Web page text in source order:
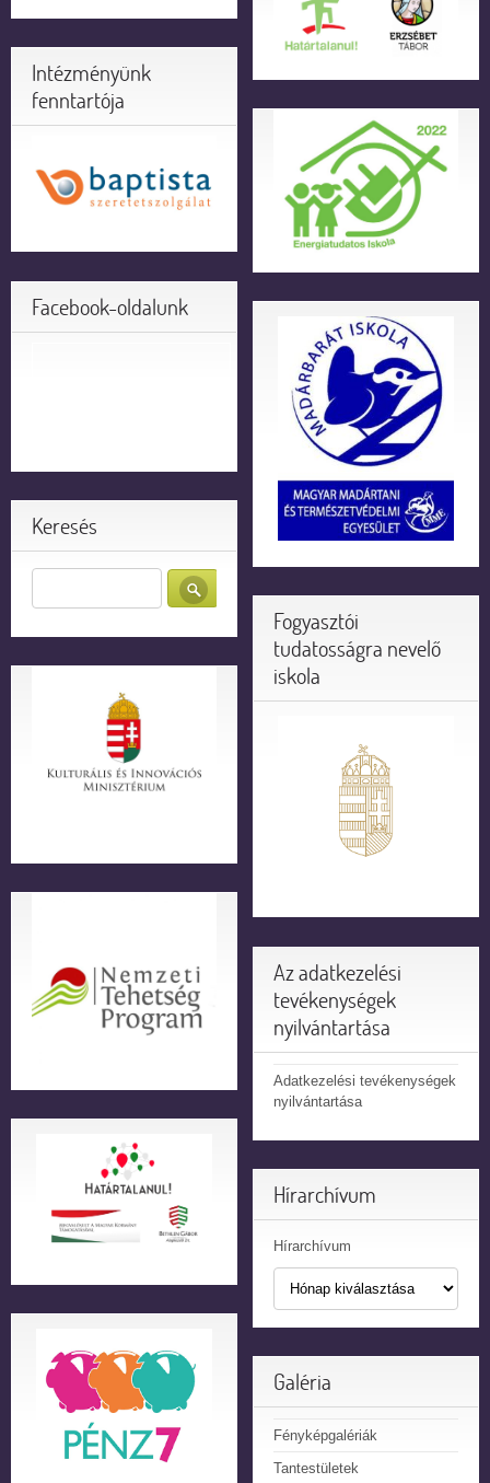
Intézményünk
fenntartója
Facebook-oldalunk
Keresés
Fogyasztói
tudatosságra nevelő
iskola
Az adatkezelési
tevékenységek
nyilvántartása
Adatkezelési tevékenységek
nyilvántartása
Hírarchívum
Hírarchívum
Galéria
Fényképgalériák
Tantestületek